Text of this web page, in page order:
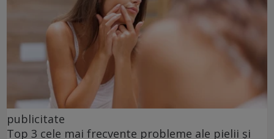
publicitate
Top 3 cele mai frecvente probleme ale pielii și